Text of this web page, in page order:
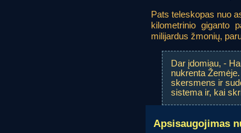
Pats teleskopas nuo
kilometrinio giganto
milijardus žmonių,
Dar įdomiau, -
nukrenta
skersmens ir
sistema ir, kai
Apsisaugojimas